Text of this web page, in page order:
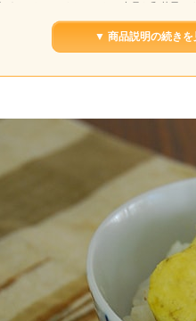
かったほっくりとした、上品な和菓子の
ていただくのもおすすめです。栗きんと
した。「丹波といえば栗、栗といえば
▼ 商品説明の続き